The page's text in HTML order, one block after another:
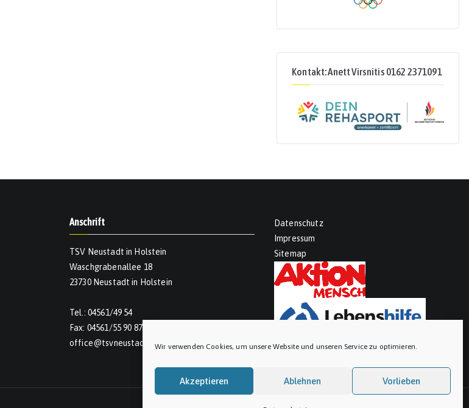
Wir verwenden Cookies, um unsere Website und unseren Service zu optimieren.
Akzeptieren Ablehnen Vorlieben
Kontakt: Anett Virsnitis 0162 2371091
Anschrift
TSV Neustadt in Holstein
Waschgrabenallee 18
23730 Neustadt in Holstein
Tel.: 04561/49 54
Fax: 04561/55 90 874
office@tsvneustadt.de
Datenschutz
Impressum
Sitemap